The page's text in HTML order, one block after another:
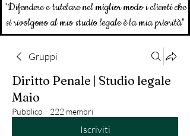
"Difendere e tutelare nel miglior modo i clienti che
si rivolgono al mio studio legale è la mia priorità"
Gruppi
Diritto Penale | Studio legale
Maio
Pubblico · 222 membri
Iscriviti